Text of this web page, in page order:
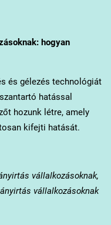
hogyan
és gélezés technológiát
hatással
hozunk létre, amely
kifejti hatását.
vállalkozásoknak,
vállalkozásoknak